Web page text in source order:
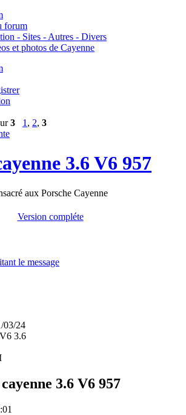
forum
- Sites - Autres - Divers
et photos de Cayenne
3 1 , 2, 3
3.6 V6 957
aux Porsche Cayenne
Version compléte
le message
03/24
3.6
3.6 V6 957